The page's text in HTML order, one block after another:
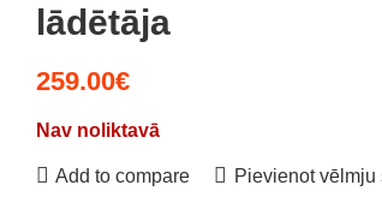
lādētāja
259.00€
Nav noliktavā
Add to compare Pievienot vēlmju